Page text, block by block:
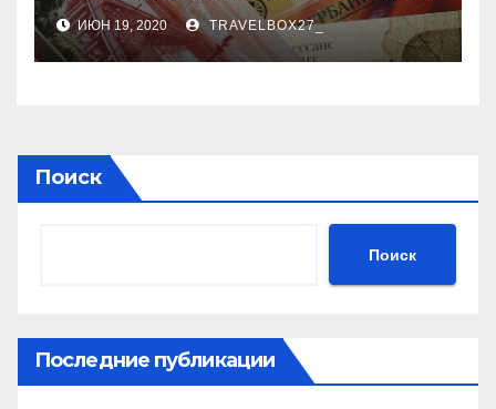
стало меньше
ИЮН 19, 2020 TRAVELBOX27_
Поиск
Поиск
Последние публикации